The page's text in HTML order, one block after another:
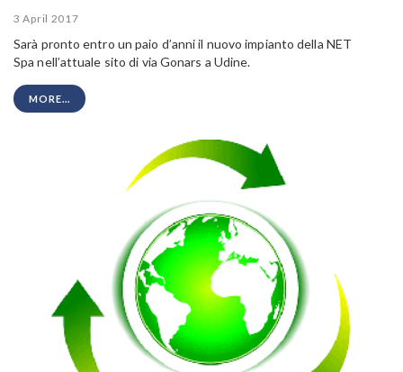
3 April 2017
Sarà pronto entro un paio d’anni il nuovo impianto della NET
Spa nell’attuale sito di via Gonars a Udine.
MORE...